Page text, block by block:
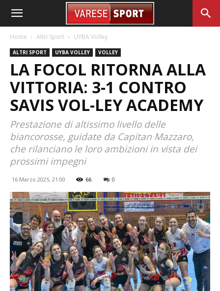
Home Altri Sport UYBA Volley
ALTRI SPORT UYBA VOLLEY VOLLEY
LA FOCOL RITORNA ALLA
VITTORIA: 3-1 CONTRO
SAVIS VOL-LEY ACADEMY
Prestazione di altissimo livello delle
biancorosse, guidate da Capitan Mazzaro,
che rilanciano le loro ambizioni in vista dei
prossimi impegni
16 Marzo 2025, 21:00 66 0